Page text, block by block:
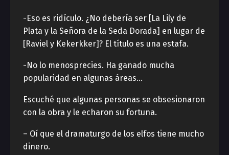
-Eso es ridículo. ¿No debería ser [La Lily de
Plata y la Señora de la Seda Dorada] en lugar de
[Raviel y Kekerkker]? El título es una estafa.
-No lo menosprecies. Ha ganado mucha
popularidad en algunas áreas…
Escuché que algunas personas se obsesionaron
con la obra y le echaron su fortuna.
– Oí que el dramaturgo de los elfos tiene mucho
dinero.